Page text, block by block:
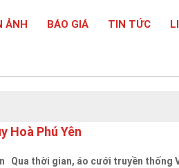
ẢNH BÁO GIÁ TIN TỨC
Hoà Phú Yên
Qua thời gian, áo cưới truyền thống